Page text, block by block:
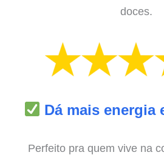
doces.
Dá mais energia
Perfeito pra quem vive na